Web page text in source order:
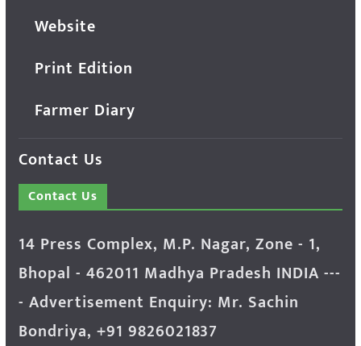
Website
Print Edition
Farmer Diary
Contact Us
Contact Us
14 Press Complex, M.P. Nagar, Zone - 1,
Bhopal - 462011 Madhya Pradesh INDIA ---
- Advertisement Enquiry: Mr. Sachin
Bondriya, +91 9826021837